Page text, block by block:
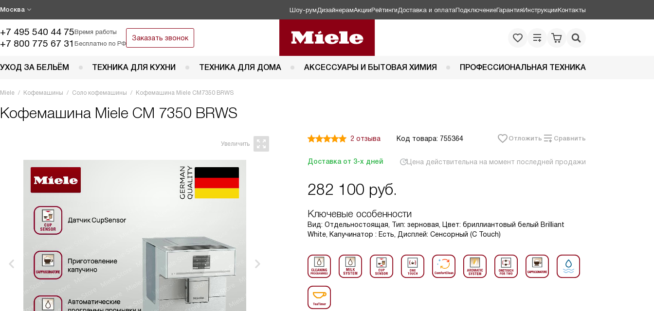
Москва Шоу-рум ДизайнерамАкцииРейтинги Доставка и оплатаПодключениеГарантияИнструкцииКонтакты
+7 495 540 44 75Время работы
+7 800 775 67 31 Бесплатно по РФ
Заказать звонок
УХОД ЗА БЕЛЬЁМ ТЕХНИКА ДЛЯ КУХНИ ТЕХНИКА ДЛЯ ДОМА АКСЕССУАРЫ И БЫТОВАЯ ХИМИЯ ПРОФЕССИОНАЛЬНАЯ ТЕХНИКА
Miele Кофемашины Соло кофемашины Кофемашина Miele CM7350 BRWS
Кофемашина Miele CM 7350 BRWS
2 отзыва Код товара: 755364 Отложить Сравнить
Доставка от 3-х дней Цена действительна на момент последней продажи
282 100 руб.
Ключевые особенности
Вид: Отдельностоящая, Тип: зерновая, Цвет: бриллиантовый белый Brilliant
White, Капучинатор : Есть, Дисплей: Сенсорный (C Touch)